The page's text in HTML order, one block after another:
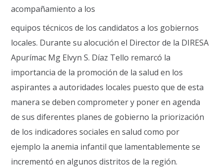
acompañamiento a los
equipos técnicos de los candidatos a los gobiernos
locales. Durante su alocución el Director de la DIRESA
Apurímac Mg Elvyn S. Díaz Tello remarcó la
importancia de la promoción de la salud en los
aspirantes a autoridades locales puesto que de esta
manera se deben comprometer y poner en agenda
de sus diferentes planes de gobierno la priorización
de los indicadores sociales en salud como por
ejemplo la anemia infantil que lamentablemente se
incrementó en algunos distritos de la región.